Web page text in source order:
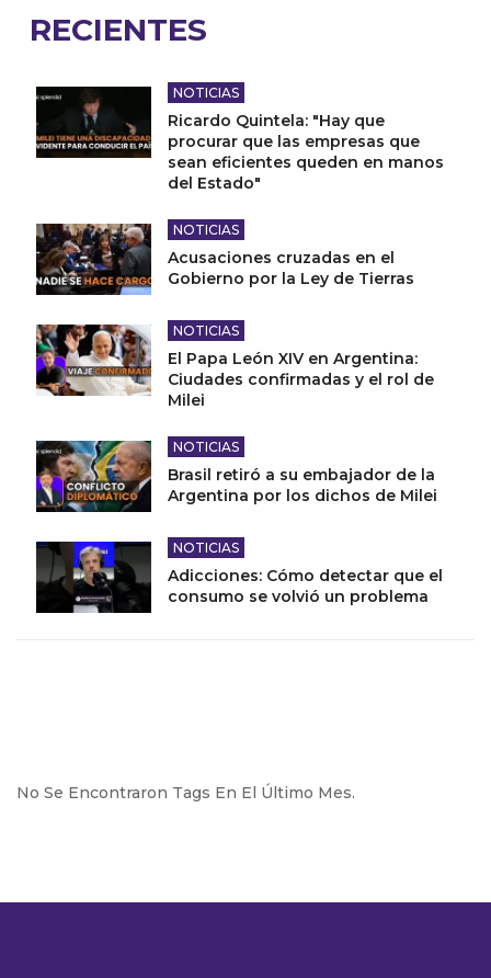
RECIENTES
NOTICIAS
Ricardo Quintela: "Hay que
procurar que las empresas que
sean eficientes queden en manos
del Estado"
NOTICIAS
Acusaciones cruzadas en el
Gobierno por la Ley de Tierras
NOTICIAS
El Papa León XIV en Argentina:
Ciudades confirmadas y el rol de
Milei
NOTICIAS
Brasil retiró a su embajador de la
Argentina por los dichos de Milei
NOTICIAS
Adicciones: Cómo detectar que el
consumo se volvió un problema
No Se Encontraron Tags En El Último Mes.